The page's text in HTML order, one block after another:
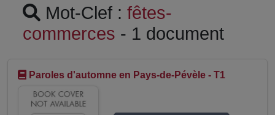
Mot-Clef : fêtes-
commerces - 1 document
Paroles d'automne en Pays-de-Pévèle - T1